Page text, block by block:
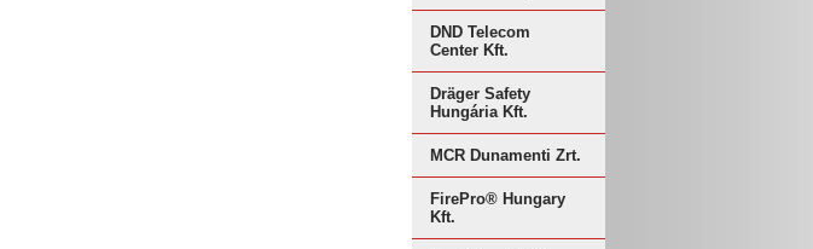
DND Telecom
Center Kft.
Dräger Safety
Hungária Kft.
MCR Dunamenti Zrt.
FirePro® Hungary
Kft.